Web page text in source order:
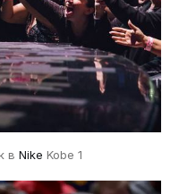
в Nike Kobe 1